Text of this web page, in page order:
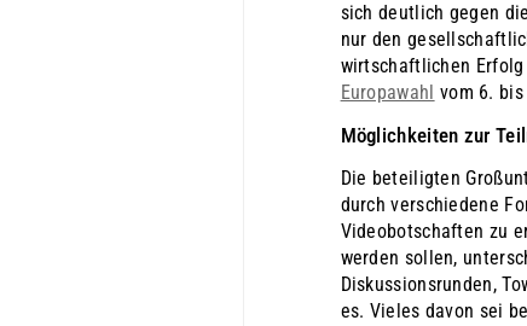
sich deutlich gegen
nur den
wirtschaftlichen
Europawahl vom 6.
Möglichkeiten zur
Die beteiligten
durch verschiedene
Videobotschaften zu
werden sollen,
Diskussionsrunden,
es. Vieles davon sei